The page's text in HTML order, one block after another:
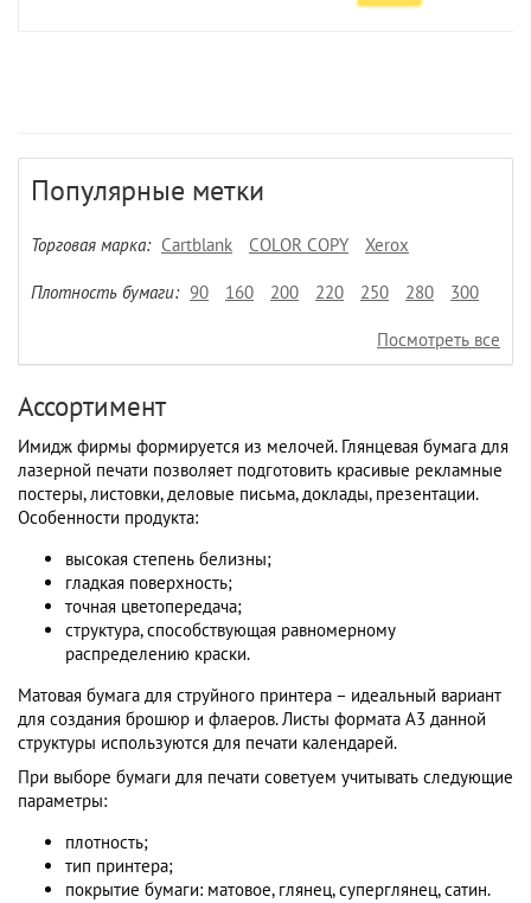
Популярные метки
Торговая марка: Cartblank COLOR COPY Xerox
Плотность бумаги: 90 160 200 220 250 280 300
Посмотреть все
Ассортимент
Имидж фирмы формируется из мелочей. Глянцевая бумага для
лазерной печати позволяет подготовить красивые рекламные
постеры, листовки, деловые письма, доклады, презентации.
Особенности продукта:
высокая степень белизны;
гладкая поверхность;
точная цветопередача;
структура, способствующая равномерному
распределению краски.
Матовая бумага для струйного принтера – идеальный вариант
для создания брошюр и флаеров. Листы формата А3 данной
структуры используются для печати календарей.
При выборе бумаги для печати советуем учитывать следующие
параметры:
плотность;
тип принтера;
покрытие бумаги: матовое, глянец, суперглянец, сатин.